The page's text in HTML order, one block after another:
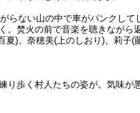
らない山の中で車がパンクして
。焚火の前で音楽を聴きなが
)、奈穂美(上のしおり)、莉
り歩く村人たちの姿が。気味